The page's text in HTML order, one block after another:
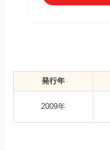
発行年
2009年